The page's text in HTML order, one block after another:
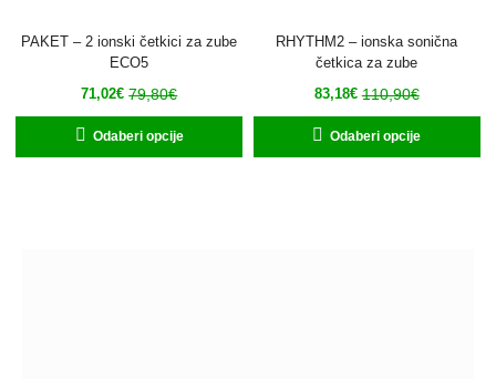
PAKET – 2 ionski četkici za zube
ECO5
71,02€ 79,80€
Odaberi opcije
RHYTHM2 – ionska sonična
četkica za zube
83,18€ 110,90€
Odaberi opcije